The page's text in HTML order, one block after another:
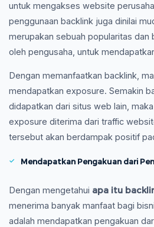
untuk mengakses website
penggunaan backlink juga dinilai
merupakan sebuah popularitas dan
oleh pengusaha, untuk
Dengan memanfaatkan backlink,
mendapatkan exposure. Semakin
didapatkan dari situs web lain,
exposure diterima dari traffic
tersebut akan berdampak positif
Mendapatkan Pengakuan dari
Dengan mengetahui apa itu
menerima banyak manfaat bagi
adalah mendapatkan pengakuan